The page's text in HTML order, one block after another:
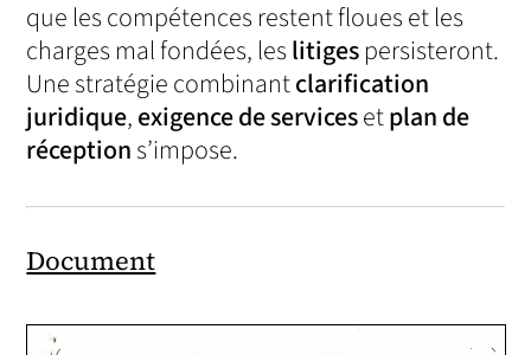
que les compétences restent floues et les
charges mal fondées, leslitigespersisteront.
Une stratégie combinantclarification
juridique,exigence de servicesetplan de
réceptions’impose.
Document